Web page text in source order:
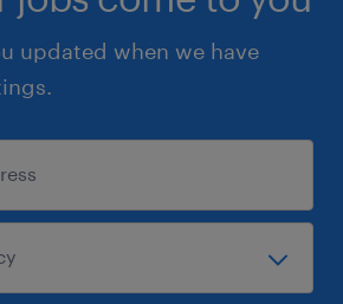
updated when we have